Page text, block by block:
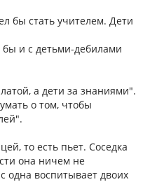
бы стать учителем. Дети
и с детьми-дебилами
а дети за знаниями".
о том, чтобы
то есть пьет. Соседка
она ничем не
одна воспитывает двоих